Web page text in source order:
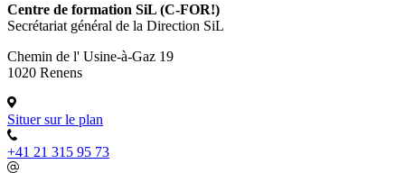
Centre de formation SiL (C-FOR!)
Secrétariat général de la Direction SiL
Chemin de l' Usine-à-Gaz 19
1020 Renens
Situer sur le plan
+41 21 315 95 73